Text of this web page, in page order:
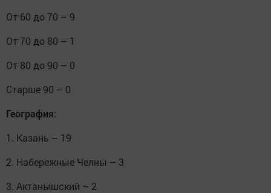
От 60 до 70 – 9
От 70 до 80 – 1
От 80 до 90 – 0
Старше 90 – 0
География:
1. Казань – 19
2. Набережные Челны – 3
3. Актанышский – 2